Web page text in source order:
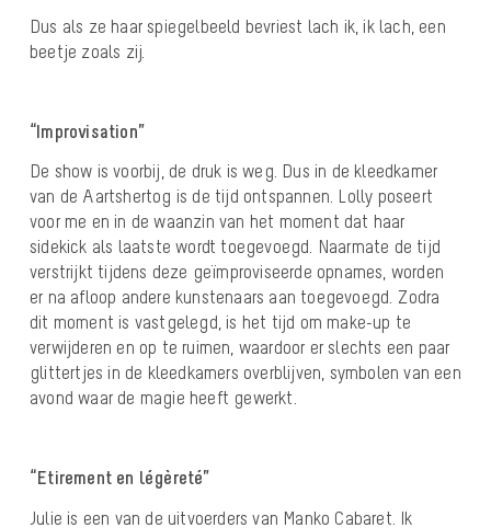
Dus als ze haar spiegelbeeld bevriest lach ik, ik lach, een
beetje zoals zij.
“Improvisation”
De show is voorbij, de druk is weg. Dus in de kleedkamer
van de Aartshertog is de tijd ontspannen. Lolly poseert
voor me en in de waanzin van het moment dat haar
sidekick als laatste wordt toegevoegd. Naarmate de tijd
verstrijkt tijdens deze geïmproviseerde opnames, worden
er na afloop andere kunstenaars aan toegevoegd. Zodra
dit moment is vastgelegd, is het tijd om make-up te
verwijderen en op te ruimen, waardoor er slechts een paar
glittertjes in de kleedkamers overblijven, symbolen van een
avond waar de magie heeft gewerkt.
“Etirement en légèreté”
Julie is een van de uitvoerders van Manko Cabaret. Ik